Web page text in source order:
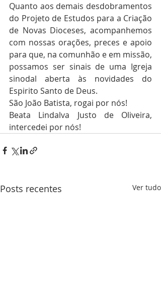
Quanto aos demais desdobramentos
do Projeto de Estudos para a Criação
de Novas Dioceses, acompanhemos
com nossas orações, preces e apoio
para que, na comunhão e em missão,
possamos ser sinais de uma Igreja
sinodal aberta às novidades do
Espirito Santo de Deus.
São João Batista, rogai por nós!
Beata Lindalva Justo de Oliveira,
intercedei por nós!
Posts recentes Ver tudo